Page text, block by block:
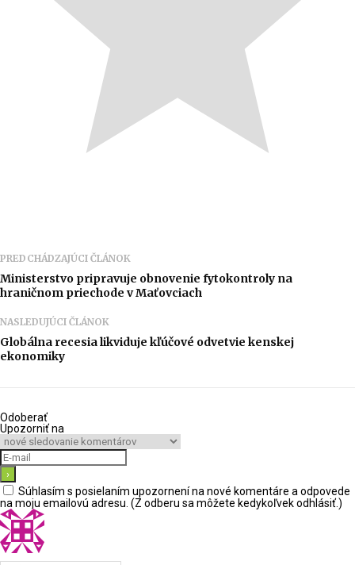
PREDCHÁDZAJÚCI ČLÁNOK
Ministerstvo pripravuje obnovenie fytokontroly na
hraničnom priechode v Maťovciach
NASLEDUJÚCI ČLÁNOK
Globálna recesia likviduje kľúčové odvetvie kenskej
ekonomiky
Odoberať
Upozorniť na
Súhlasím s posielaním upozornení na nové komentáre a odpovede
na moju emailovú adresu. (Z odberu sa môžete kedykoľvek odhlásiť.)